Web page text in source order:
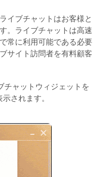
イブチャットはお客様と
。ライブチャットは高速
常に利用可能である必要
サイト訪問者を有料顧客
ャットウィジェットを
されます。